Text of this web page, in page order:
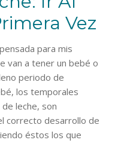
Vez
para mis
van a tener un bebé o
periodo de
los temporales
leche, son
correcto desarrollo de
éstos los que